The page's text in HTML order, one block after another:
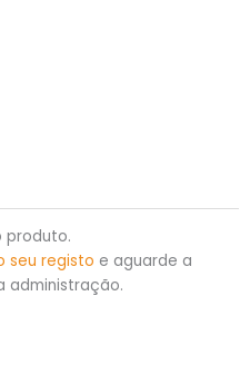
produto.
seu registo e aguarde a
administração.